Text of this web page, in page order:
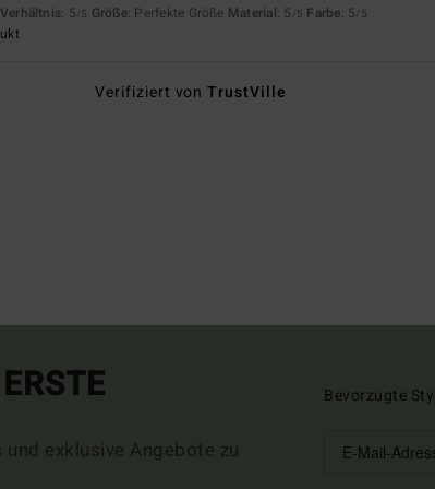
: 5/5 Größe: Perfekte Größe Material: 5 /5 Farbe: 5/5
Verifiziert vonTrustVille
exklusive Angebote zu
Bevorzugte